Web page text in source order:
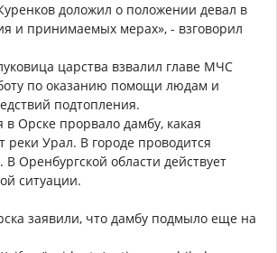
доложил о положении девал в
и принимаемых мерах», - взговорил
царства взвалил главе МЧС
по оказанию помощи людам и
подтопления.
в Орске прорвало дамбу, какая
реки Урал. В городе проводится
Оренбургской области действует
ситуации.
заявили, что дамбу подмыло еще на